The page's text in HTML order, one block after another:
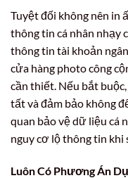
Tuyệt đối không nên in
thông tin cá nhân nhạy
thông tin tài khoản
cửa hàng photo công
cần thiết. Nếu bắt
tất và đảm bảo không
quan bảo vệ dữ liệu cá
nguy cơ lộ thông tin khi
Luôn Có Phương Án